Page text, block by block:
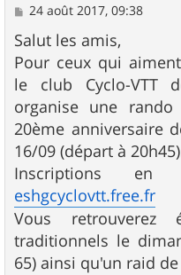
M
s
s
a
g
e
24 août 2017, 09:38
Salut les amis,
Pour ceux qui
le club Cyclo-VTT
organise une
20ème anniversaire
16/09 (départ à
Inscriptions
eshgcyclovtt.free.fr
Vous retrouverez
traditionnels le
65) ainsi qu'un raid